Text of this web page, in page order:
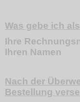
Was gebe ich
Ihre
Ihren Namen
Nach der
Bestellung